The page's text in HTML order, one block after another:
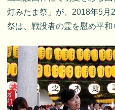
灯みたま祭」が、2018年5月
祭は、戦没者の霊を慰め平和